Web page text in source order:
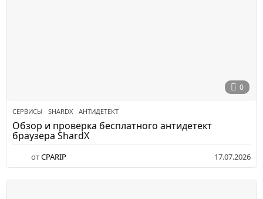
0
СЕРВИСЫ SHARDX ,АНТИДЕТЕКТ
Обзор и проверка бесплатного антидетект
браузера ShardX
отCPARIP 17.07.2026